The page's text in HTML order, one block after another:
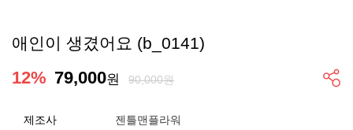
애인이 생겼어요 (b_0141)
12% 79,000원 90,000원
제조사
젠틀맨플라워